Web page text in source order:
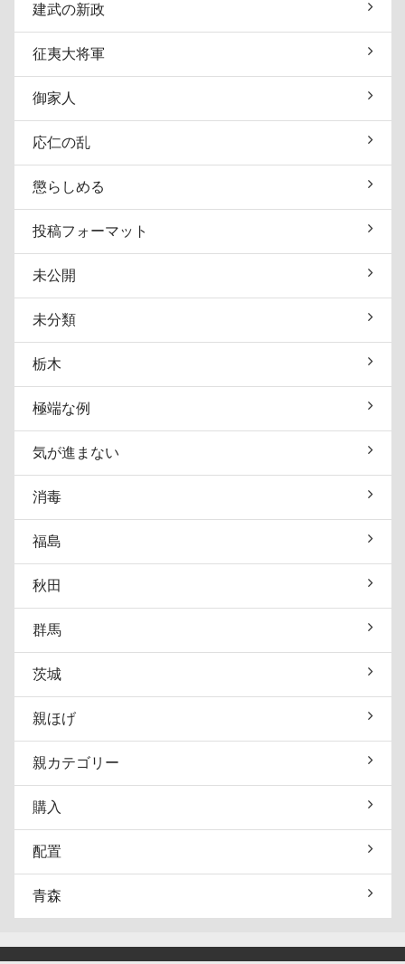
建武の新政
征夷大将軍
御家人
応仁の乱
懲らしめる
投稿フォーマット
未公開
未分類
栃木
極端な例
気が進まない
消毒
福島
秋田
群馬
茨城
親ほげ
親カテゴリー
購入
配置
青森